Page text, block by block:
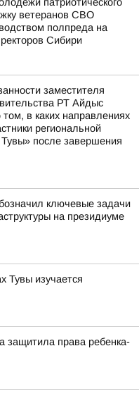
ветеранов СВО
полпреда на
Сибири
заместителя
РТ Айдыс
в каких направлениях
региональной
после завершения
ключевые задачи
на президиуме
Тувы изучается
защитила права ребенка-